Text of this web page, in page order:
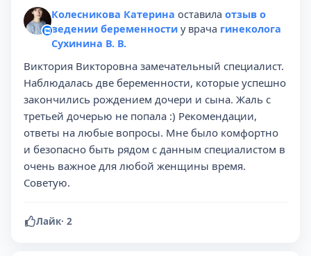
Колесникова Катерина оставила отзыв о
ведении беременности у врача гинеколога
Сухинина В. В.
Виктория Викторовна замечательный специалист.
Наблюдалась две беременности, которые успешно
закончились рождением дочери и сына. Жаль с
третьей дочерью не попала :) Рекомендации,
ответы на любые вопросы. Мне было комфортно
и безопасно быть рядом с данным специалистом в
очень важное для любой женщины время.
Советую.
Лайк· 2